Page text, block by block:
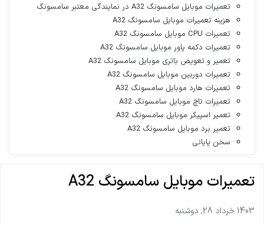
تعمیرات موبایل سامسونگ A32 در نمایندگی معتبر سامسونگ
هزینه تعمیرات موبایل سامسونگ A32
تعمیرات CPU موبایل سامسونگ A32
تعمیرات دکمه پاور موبایل سامسونگ A32
تعمیر و تعویض باتری موبایل سامسونگ A32
تعمیرات دوربین موبایل سامسونگ A32
تعمیرات هارد موبایل سامسونگ A32
تعمیرات تاچ موبایل سامسونگ A32
تعمیر اسپیکر موبایل سامسونگ A32
تعمیر برد موبایل سامسونگ A32
سخن پایانی
تعمیرات موبایل سامسونگ A32
1403 خرداد 28, دوشنبه